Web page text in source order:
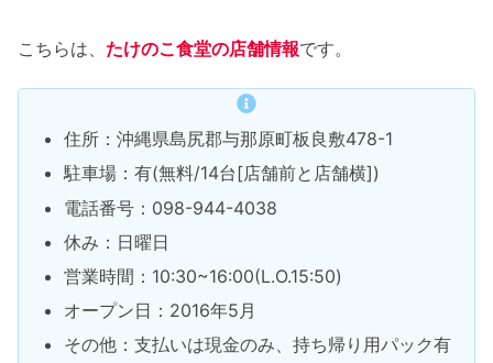
こちらは、 たけのこ食堂の店舗情報です。
住所：沖縄県島尻郡与那原町板良敷478-1
駐車場：有(無料/14台[店舗前と店舗横])
電話番号：098-944-4038
休み：日曜日
営業時間：10:30~16:00(L.O.15:50)
オープン日：2016年5月
その他：支払いは現金のみ、持ち帰り用パック有